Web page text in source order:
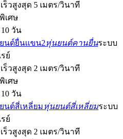
ร็วสูงสุด 5 เมตร/วินาที
เศษ
วัน
หุ่นยนต์คานยื่นระบบ
ย์
ร็วสูงสุด 2 เมตร/วินาที
เศษ
วัน
หุ่นยนต์สี่เหลี่ยมระบบ
ย์
ร็วสูงสุด 2 เมตร/วินาที